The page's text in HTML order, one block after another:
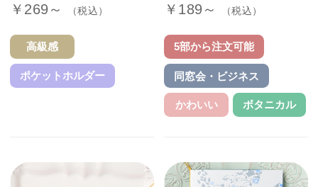
￥269～ （税込）
高級感
ポケットホルダー
￥189～ （税込）
5部から注文可能
同窓会・ビジネス
かわいい ボタニカル